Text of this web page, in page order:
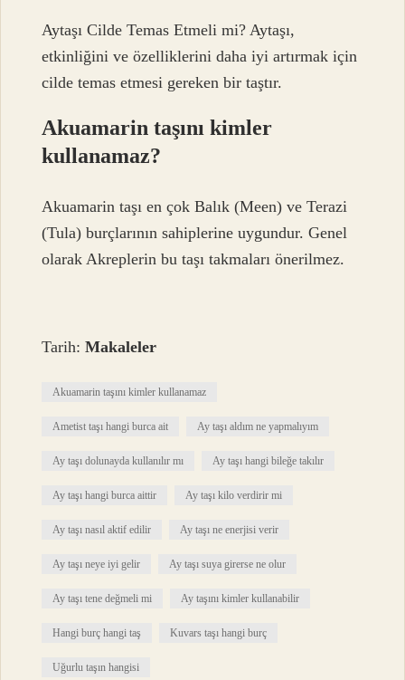
Aytaşı Cilde Temas Etmeli mi? Aytaşı,
etkinliğini ve özelliklerini daha iyi artırmak için
cilde temas etmesi gereken bir taştır.
Akuamarin taşını kimler
kullanamaz?
Akuamarin taşı en çok Balık (Meen) ve Terazi
(Tula) burçlarının sahiplerine uygundur. Genel
olarak Akreplerin bu taşı takmaları önerilmez.
Tarih:Makaleler
Akuamarin taşını kimler kullanamaz
Ametist taşı hangi burca ait Ay taşı aldım ne yapmalıyım
Ay taşı dolunayda kullanılır mı Ay taşı hangi bileğe takılır
Ay taşı hangi burca aittir Ay taşı kilo verdirir mi
Ay taşı nasıl aktif edilir Ay taşı ne enerjisi verir
Ay taşı neye iyi gelir Ay taşı suya girerse ne olur
Ay taşı tene değmeli mi Ay taşını kimler kullanabilir
Hangi burç hangi taş Kuvars taşı hangi burç
Uğurlu taşın hangisi